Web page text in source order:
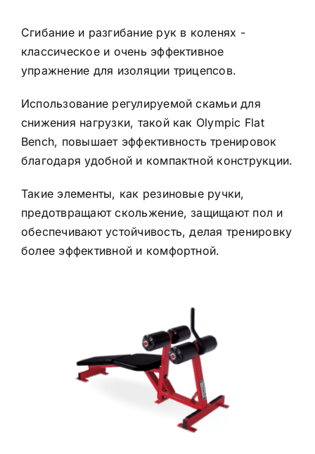
Сгибание и разгибание рук в коленях -
классическое и очень эффективное
упражнение для изоляции трицепсов.
Использование регулируемой скамьи для
снижения нагрузки, такой как Olympic Flat
Bench, повышает эффективность тренировок
благодаря удобной и компактной конструкции.
Такие элементы, как резиновые ручки,
предотвращают скольжение, защищают пол и
обеспечивают устойчивость, делая тренировку
более эффективной и комфортной.